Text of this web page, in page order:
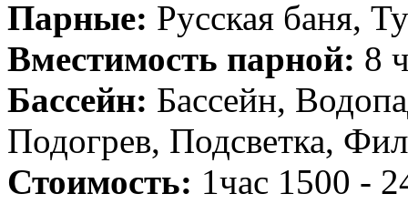
Парные: Русская баня,
Вместимость парной: 8
Бассейн: Бассейн,
Подогрев, Подсветка,
Стоимость: 1час 1500 -